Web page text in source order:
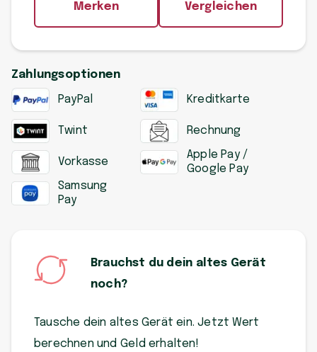
Merken Vergleichen
Zahlungsoptionen
PayPal Kreditkarte
Twint Rechnung
Vorkasse
Apple Pay /
Google Pay
Samsung
Pay
Brauchst du dein altes Gerät
noch?
Tausche dein altes Gerät ein. Jetzt Wert
berechnen und Geld erhalten!